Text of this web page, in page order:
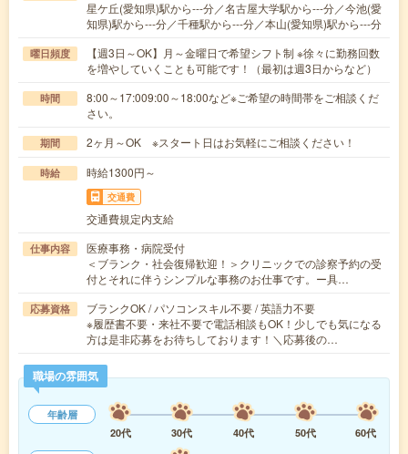
星ケ丘(愛知県)駅から---分／名古屋大学駅から---分／今池(愛
知県)駅から---分／千種駅から---分／本山(愛知県)駅から---分
曜日頻度
【週3日～OK】月～金曜日で希望シフト制 ※徐々に勤務回数
を増やしていくことも可能です！（最初は週3日からなど）
時間
8:00～17:009:00～18:00など※ご希望の時間帯をご相談くだ
さい。
期間 2ヶ月～OK ※スタート日はお気軽にご相談ください！
時給 時給1300円～
交通費
交通費規定内支給
仕事内容
医療事務・病院受付
＜ブランク・社会復帰歓迎！＞クリニックでの診察予約の受
付とそれに伴うシンプルな事務のお仕事です。ー具…
応募資格
ブランクOK / パソコンスキル不要 / 英語力不要
※履歴書不要・来社不要で電話相談もOK！少しでも気になる
方は是非応募をお待ちしております！＼応募後の…
職場の雰囲気
年齢層
20代
30代 40代 50代
60代